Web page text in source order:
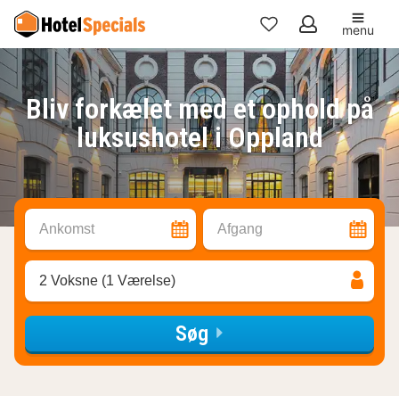
Mine
favoritter
menu
Bliv forkælet med et ophold på
luksushotel i Oppland
Ankomst Afgang
2 Voksne (1 Værelse)
Søg